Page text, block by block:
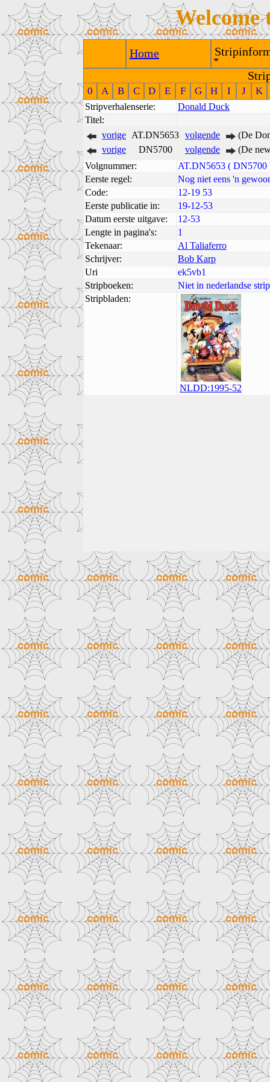
Welcome
Home
0 A B C D E F G H I J K
Stripverhalenserie:
Donald Duck
Titel:
vorige AT.DN5653 volgende
(De
vorige
DN5700 volgende
(De
Volgnummer:
AT.DN5653 ( DN5700
Eerste regel:
Nog niet eens 'n
Code:
12-19 53
Eerste publicatie in:
19-12-53
Datum eerste uitgave:
12-53
Lengte in pagina's:
1
Tekenaar:
Al Taliaferro
Schrijver:
Bob Karp
Uri
ek5vb1
Stripboeken:
Niet in nederlandse
Stripbladen:
NLDD:1995-52